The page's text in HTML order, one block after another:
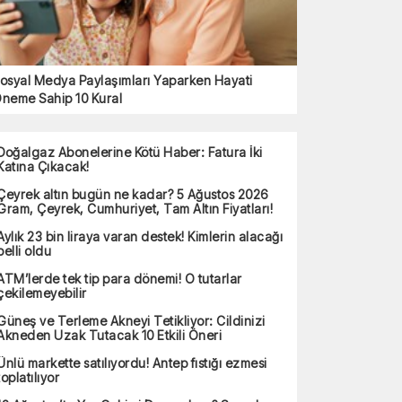
Medya Paylaşımları Yaparken Hayati
Sahip 10 Kural
Abonelerine Kötü Haber: Fatura İki
Çıkacak!
altın bugün ne kadar? 5 Ağustos 2026
Çeyrek, Cumhuriyet, Tam Altın Fiyatları!
23 bin liraya varan destek! Kimlerin alacağı
oldu
tek tip para dönemi! O tutarlar
ve Terleme Akneyi Tetikliyor: Cildinizi
Uzak Tutacak 10 Etkili Öneri
markette satılıyordu! Antep fıstığı ezmesi